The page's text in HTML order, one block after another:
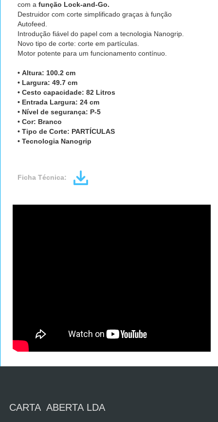
com a função Lock-and-Go.
Destruidor com corte simplificado graças à função
Autofeed.
Introdução fiável do papel com a tecnologia Nanogrip.
Novo tipo de corte: corte em partículas.
Motor potente para um funcionamento contínuo.
• Altura: 100.2 cm
• Largura: 49.7 cm
• Cesto capacidade: 82 Litros
• Entrada Largura: 24 cm
• Nível de segurança: P-5
• Cor: Branco
• Tipo de Corte: PARTÍCULAS
• Tecnologia Nanogrip
Ficha Técnica:
CARTA ABERTA LDA